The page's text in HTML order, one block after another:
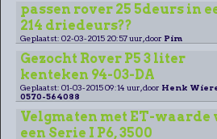
passen rover 25 5deurs in
214 driedeurs??
Geplaatst: 02-03-2015 20:57 uur, door Pim
Gezocht Rover P5 3 liter
kenteken 94-03-DA
Geplaatst: 01-03-2015 09:14 uur, door Henk
0570-564088
Velgmaten met ET-waarde
een Serie I P6, 3500